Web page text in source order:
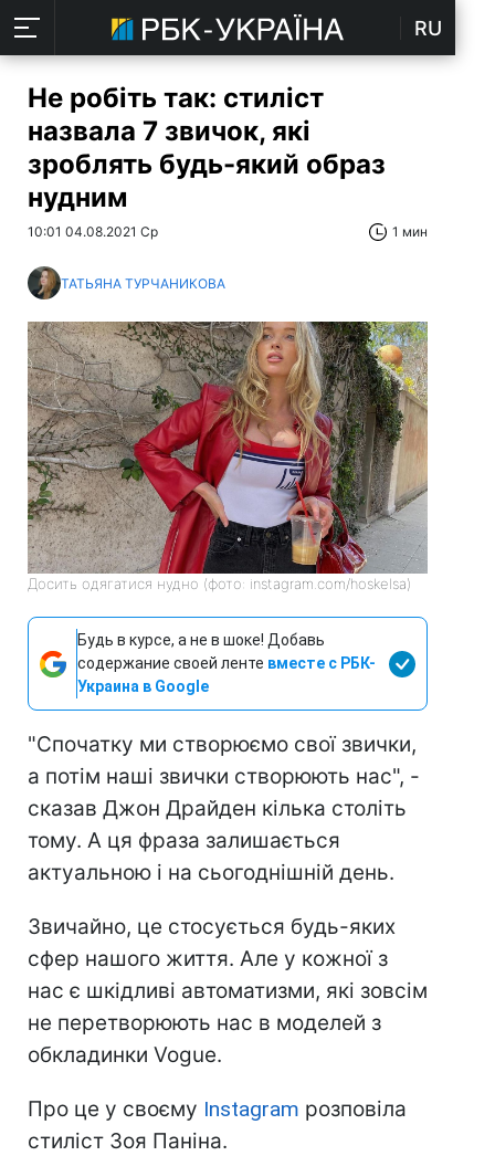
RU
Не робіть так: стиліст
назвала 7 звичок, які
зроблять будь-який образ
нудним
10:01 04.08.2021 Ср 1 мин
ТАТЬЯНА ТУРЧАНИКОВА
Досить одягатися нудно (фото: instagram.com/hoskelsa)
Будь в курсе, а не в шоке! Добавь
содержание своей ленте вместе с РБК-
Украина в Google
"Спочатку ми створюємо свої звички,
а потім наші звички створюють нас", -
сказав Джон Драйден кілька століть
тому. А ця фраза залишається
актуальною і на сьогоднішній день.
Звичайно, це стосується будь-яких
сфер нашого життя. Але у кожної з
нас є шкідливі автоматизми, які зовсім
не перетворюють нас в моделей з
обкладинки Vogue.
Про це у своєму Instagram розповіла
стиліст Зоя Паніна.